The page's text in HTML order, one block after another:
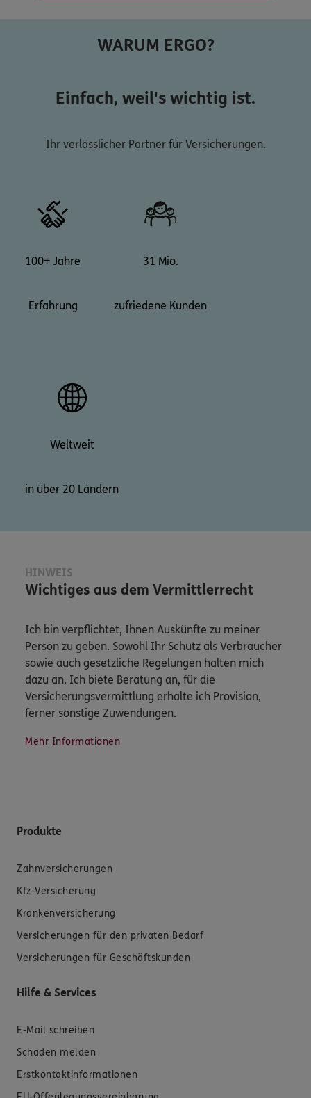
WARUM ERGO?
Einfach, weil's wichtig ist.
Ihr verlässlicher Partner für Versicherungen.
100+ Jahre
Erfahrung
31 Mio.
zufriedene Kunden
Weltweit
in über 20 Ländern
HINWEIS
Wichtiges aus dem Vermittlerrecht
Ich bin verpflichtet, Ihnen Auskünfte zu meiner
Person zu geben. Sowohl Ihr Schutz als Verbraucher
sowie auch gesetzliche Regelungen halten mich
dazu an. Ich biete Beratung an, für die
Versicherungsvermittlung erhalte ich Provision,
ferner sonstige Zuwendungen.
Mehr Informationen
Produkte
Zahnversicherungen
Kfz-Versicherung
Krankenversicherung
Versicherungen für den privaten Bedarf
Versicherungen für Geschäftskunden
Hilfe & Services
E-Mail schreiben
Schaden melden
Erstkontaktinformationen